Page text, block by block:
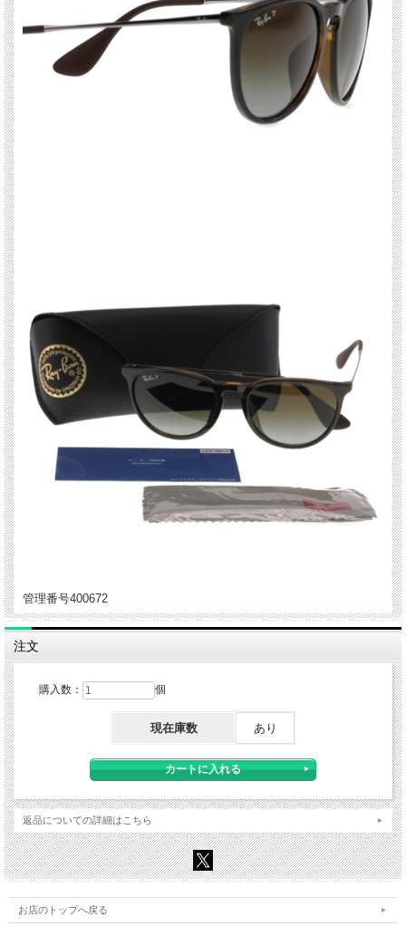
管理番号400672
注文
購入数： 個
現在庫数 あり
返品についての詳細はこちら
お店のトップへ戻る